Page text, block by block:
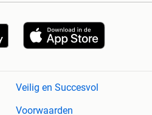
Veilig en Succesvol
Voorwaarden